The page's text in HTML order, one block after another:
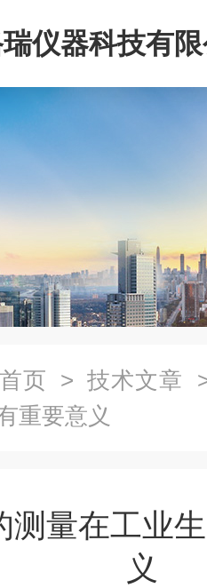
仪器科技有
首页 > 技术文章
重要意义
测量在工业
义